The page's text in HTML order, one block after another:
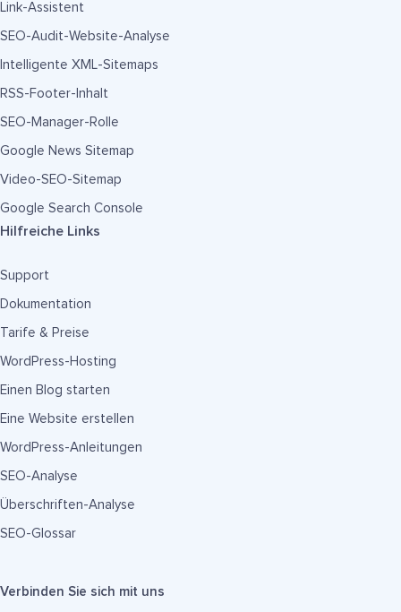
Link-Assistent
SEO-Audit-Website-Analyse
Intelligente XML-Sitemaps
RSS-Footer-Inhalt
SEO-Manager-Rolle
Google News Sitemap
Video-SEO-Sitemap
Google Search Console
Hilfreiche Links
Support
Dokumentation
Tarife & Preise
WordPress-Hosting
Einen Blog starten
Eine Website erstellen
WordPress-Anleitungen
SEO-Analyse
Überschriften-Analyse
SEO-Glossar
Verbinden Sie sich mit uns